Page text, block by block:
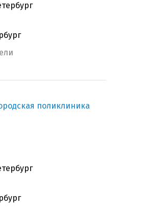
поликлиника